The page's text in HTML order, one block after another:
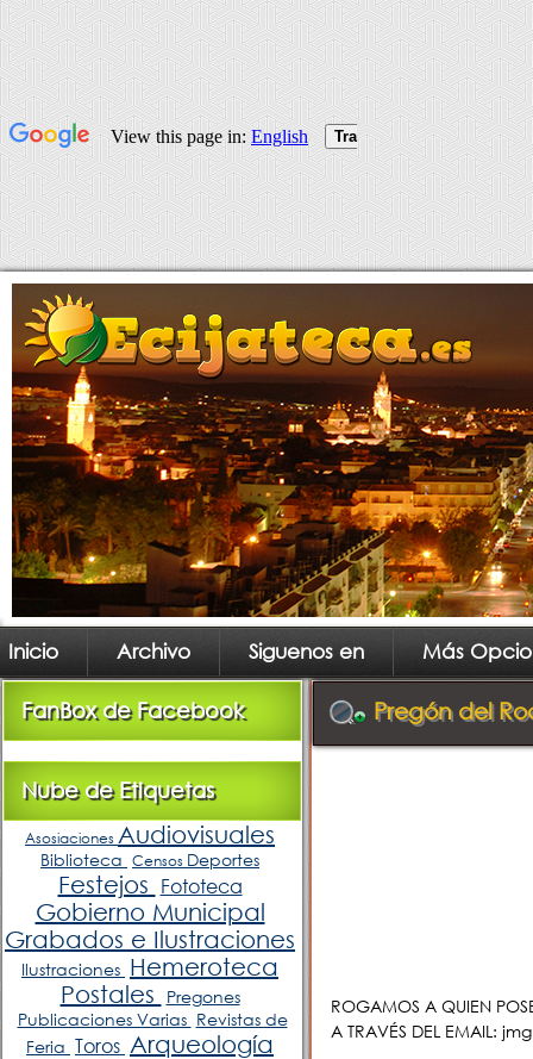
Inicio Archivo Siguenos en Más
FanBox de Facebook
Nube de Etiquetas
Asosiaciones Audiovisuales
Biblioteca Censos Deportes
Festejos Fototeca
Gobierno Municipal
Grabados e Ilustraciones
Ilustraciones Hemeroteca
Postales
Pregones
Publicaciones Varias Revistas de
Feria Toros Arqueología
Pregón del
ROGAMOS A QUIEN
A TRAVÉS DEL EMAIL: